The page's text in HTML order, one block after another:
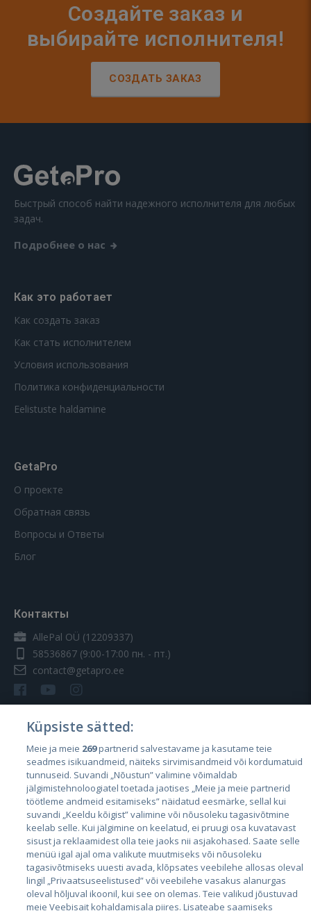
Создайте заказ и
выбирайте исполнителя!
СОЗДАТЬ ЗАКАЗ
Быстрый способ найти надежного исполнителя для любых
задач.
Подробнее о нас
Как это работает
Как создать заказ
Как стать исполнителем
Условия использования
Политика конфиденциальности
Eelistuste haldamine
GetaPro
О проекте
Обратная связь
Вопросы и Ответы
Блог
Контакты
AllePal OÜ (12209337)
58536867 (9:00-17:00 пн. - пт.)
contact@getapro.ee
Страны
Эстония
Латвия
Литва
Küpsiste sätted:
Meie ja meie 269partnerid salvestavame ja kasutame teie
seadmes isikuandmeid, näiteks sirvimisandmeid või kordumatuid
tunnuseid. Suvandi „Nõustun” valimine võimaldab
jälgimistehnoloogiatel toetada jaotises „Meie ja meie partnerid
töötleme andmeid esitamiseks” näidatud eesmärke, sellal kui
suvandi „Keeldu kõigist” valimine või nõusoleku tagasivõtmine
keelab selle. Kui jälgimine on keelatud, ei pruugi osa kuvatavast
sisust ja reklaamidest olla teie jaoks nii asjakohased. Saate selle
menüü igal ajal oma valikute muutmiseks või nõusoleku
tagasivõtmiseks uuesti avada, klõpsates veebilehe allosas oleval
lingil „Privaatsuseelistused” või veebilehe vasakus alanurgas
oleval hõljuval ikoonil, kui see on olemas. Teie valikud jõustuvad
meie Veebisait kohaldamisala piires. Lisateabe saamiseks